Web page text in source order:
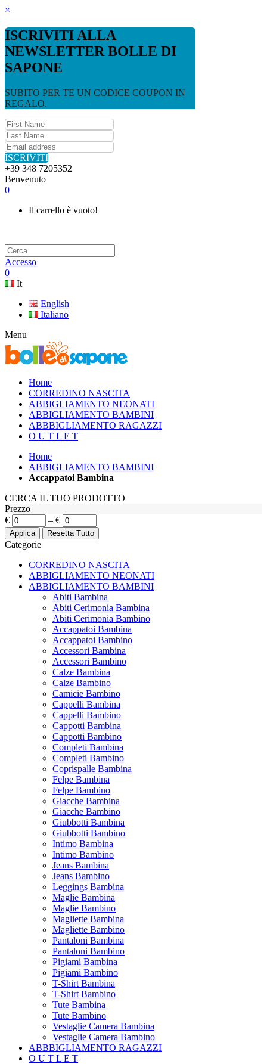
×
ISCRIVITI ALLA
NEWSLETTER BOLLE DI
SAPONE
SUBITO PER TE UN CODICE COUPON IN
REGALO.
ISCRIVITI
+39 348 7205352
Benvenuto
0
Il carrello è vuoto!
Accesso
0
It
English
Italiano
Menu
Home
CORREDINO NASCITA
ABBIGLIAMENTO NEONATI
ABBIGLIAMENTO BAMBINI
ABBBIGLIAMENTO RAGAZZI
O U T L E T
Home
ABBIGLIAMENTO BAMBINI
Accappatoi Bambina
CERCA IL TUO PRODOTTO
Prezzo
€
– €
Categorie
CORREDINO NASCITA
ABBIGLIAMENTO NEONATI
ABBIGLIAMENTO BAMBINI
Abiti Bambina
Abiti Cerimonia Bambina
Abiti Cerimonia Bambino
Accappatoi Bambina
Accappatoi Bambino
Accessori Bambina
Accessori Bambino
Calze Bambina
Calze Bambino
Camicie Bambino
Cappelli Bambina
Cappelli Bambino
Cappotti Bambina
Cappotti Bambino
Completi Bambina
Completi Bambino
Coprispalle Bambina
Felpe Bambina
Felpe Bambino
Giacche Bambina
Giacche Bambino
Giubbotti Bambina
Giubbotti Bambino
Intimo Bambina
Intimo Bambino
Jeans Bambina
Jeans Bambino
Leggings Bambina
Maglie Bambina
Maglie Bambino
Magliette Bambina
Magliette Bambino
Pantaloni Bambina
Pantaloni Bambino
Pigiami Bambina
Pigiami Bambino
T-Shirt Bambina
T-Shirt Bambino
Tute Bambina
Tute Bambino
Vestaglie Camera Bambina
Vestaglie Camera Bambino
ABBBIGLIAMENTO RAGAZZI
O U T L E T